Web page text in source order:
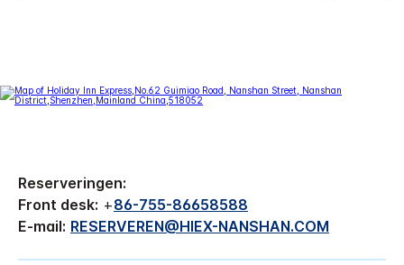
Reserveringen:
Front desk: +86-755-86658588
E-mail: RESERVEREN@HIEX-NANSHAN.COM